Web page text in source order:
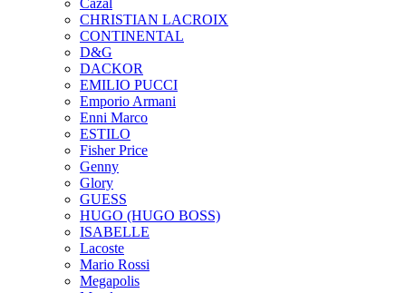
CHRISTIAN LACROIX
CONTINENTAL
D&G
DACKOR
EMILIO PUCCI
Emporio Armani
Enni Marco
ESTILO
Fisher Price
Genny
Glory
GUESS
HUGO (HUGO BOSS)
ISABELLE
Lacoste
Mario Rossi
Megapolis